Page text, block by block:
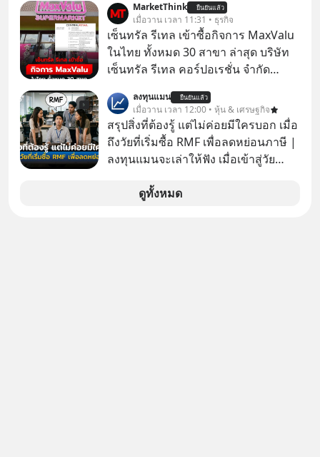
MarketThink ยืนยันแล้ว
เมื่อวาน เวลา 11:31 • ธุรกิจ
เซ็นทรัล รีเทล เข้าซื้อกิจการ MaxValu
ในไทย ทั้งหมด 30 สาขา ล่าสุด บริษัท
เซ็นทรัล รีเทล คอร์ปอเรชั่น จํากัด
ตลาดหลักทรัพย์แห่งประเทศไทยว่า ได้
เข้าทำการเข้าถือหุ้นในบริษัท อิออน
(ไทยแลนด์) จำกัด เจ้าของ MaxValu ใน
ไทย
ลงทุนแมน ยืนยันแล้ว
เมื่อวาน เวลา 12:00 • หุ้น & เศรษฐกิจ
สรุปสิ่งที่ต้องรู้ แต่ไม่ค่อยมีใครบอก เมื่อ
ถึงวัยที่เริ่มซื้อ RMF เพื่อลดหย่อนภาษี |
ลงทุนแมนจะเล่าให้ฟัง เมื่อเข้าสู่วัย
ดูทั้งหมด